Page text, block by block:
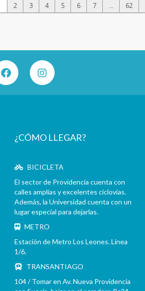
2 3 4 5 6 7 ... 62
¿CÓMO LLEGAR?
BICICLETA
El sector de Providencia cuenta con
calles amplias y excelentes ciclovías.
Además, la Universidad cuenta con un
lugar especial para dejarlas.
METRO
Estación de Metro Los Leones. Línea
1/6.
TRANSANTIAGO
104 / Tomar en Av. Nueva Providencia